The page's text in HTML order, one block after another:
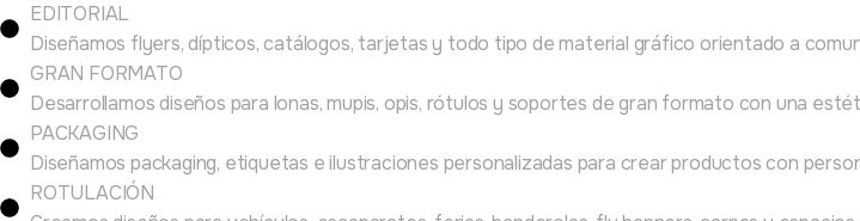
EDITORIAL
Diseñamos flyers, dípticos, catálogos, tarjetas y todo tipo de material gráfico orientado a
GRAN FORMATO
Desarrollamos diseños para lonas, mupis, opis, rótulos y soportes de gran formato con una
PACKAGING
Diseñamos packaging, etiquetas e ilustraciones personalizadas para crear productos con
ROTULACIÓN